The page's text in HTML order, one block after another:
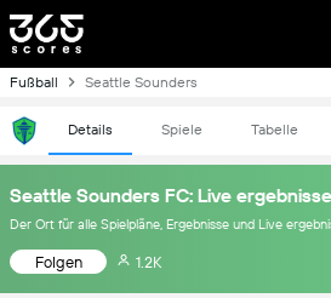
Fußball Seattle Sounders
Details Spiele Tabelle
Seattle Sounders FC: Live ergebnisse
Der Ort für alle Spielpläne, Ergebnisse und Live
Folgen 1.2K